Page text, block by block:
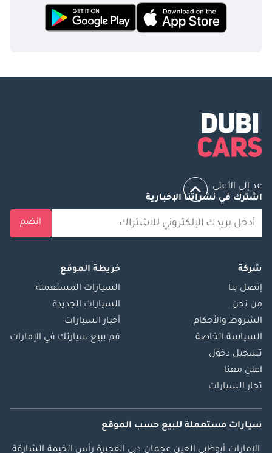
عد إلى الأعلى
اشترك في نشراتنا الإخبارية
انضم
شركة
إتصل بنا
من نحن
الشروط والأحكام
السياسة الخاصة
تسجيل دخول
اعلن معنا
تجار السيارات
خريطة الموقع
السيارات المستعملة
السيارات الجديدة
أخبار السيارات
قم ببيع سيارتك في الإمارات
سيارات مستعملة للبيع حسب الموقع
الإمارات أبوظبي العين عجمان دبي الفجيرة رأس الخيمة الشارقة